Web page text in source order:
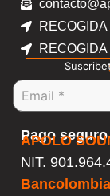
Pago seguro
APOLO
NIT.